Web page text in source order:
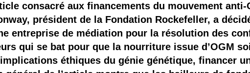
consacré aux financements du mouvement anti-
président de la Fondation Rockefeller, a
entreprise de médiation pour la résolution des
qui se bat pour que la nourriture issue d’OGM
éthiques du génie génétique, financer